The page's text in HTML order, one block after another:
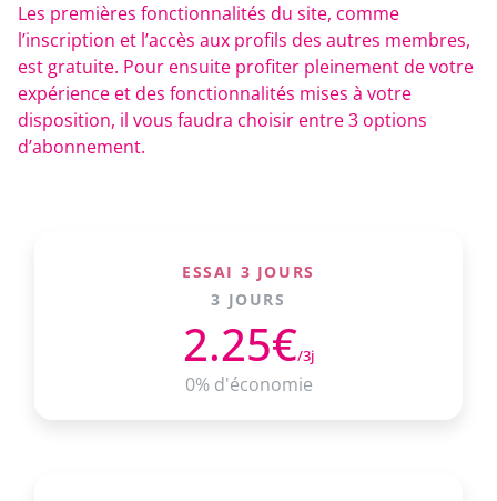
Les premières fonctionnalités du site, comme
l’inscription et l’accès aux profils des autres membres,
est gratuite. Pour ensuite profiter pleinement de votre
expérience et des fonctionnalités mises à votre
disposition, il vous faudra choisir entre 3 options
d’abonnement.
ESSAI 3 JOURS
3 JOURS
2.25€/3j
0% d'économie